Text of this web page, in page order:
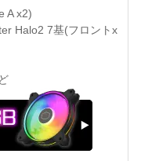
A x2)
Halo2 7基(フロントx